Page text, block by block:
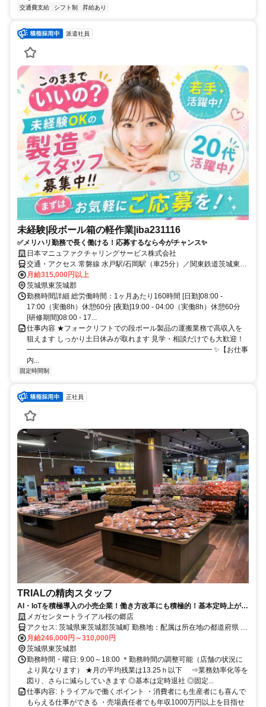
交通費支給 シフト制 昇給あり
派遣社員
未経験|段ボール箱の軽作業|iba231116
✅メリハリ勤務で長く働ける！応募するなら今がチャンス✨
日本マニュファクチャリングサービス株式会社
交通・アクセス 常磐線 水戸駅/石岡駅（車25分）／関東鉄道茨城東高
校前（徒歩5分）
月給315,000円以上
茨城県東茨城郡
勤務時間詳細 総労働時間：1ヶ月あたり160時間 [日勤]08:00 -
17:00（実働8h）休憩60分 [夜勤]19:00 - 04:00（実働8h）休憩60分
[研修期間]08:00 - 17...
仕事内容 ★フォークリフトでの段ボール製品の運搬業務で高収入を
狙えます しっかり土日休みが取れます 見学・相談だけでも大歓迎！
━━━━━━━━━━━━━━━━━━━━━━━━━━ ✨【お仕事
内...
固定時間制
正社員
TRIALの精肉スタッフ
AI・IoTを積極導入の小売企業！働き方改革にも積極的！基本定時上が
り！メガセンタートライアル桜の郷店
アクセス: 茨城県東茨城郡茨城町 勤務地：配属は所在地の都道府県 ※
初任地は最寄りの店舗又は希望エリアを優先し配属します。 ※エリ
ア内勤務または全国勤務いずれか希望を選択できます。
月給246,000円～310,000円
茨城県東茨城郡
勤務時間・曜日: 9:00～18:00 ＊勤務時間の調整可能（店舗の状況に
より異なります） ★月の平均残業は13.25ｈ以下 ⇒業務効率化等を
図り、さらに減らしていきます ◎基本は定時退社 ◎固定...
仕事内容: トライアルで働くポイント ・消費者にも生産者にも喜んで
もらえる仕事ができる ・売場責任者でも年収1000万円以上を目指せ